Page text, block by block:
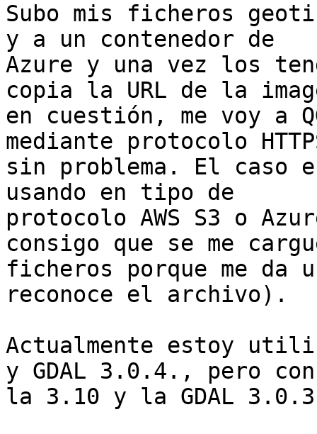
Subo mis ficheros
y a un contenedor de
Azure y una vez los
copia la URL de la
en cuestión, me voy a
mediante protocolo
sin problema. El caso
usando en tipo de
protocolo AWS S3 o
consigo que se me
ficheros porque me da
reconoce el archivo).
Actualmente estoy
y GDAL 3.0.4., pero con
la 3.10 y la GDAL